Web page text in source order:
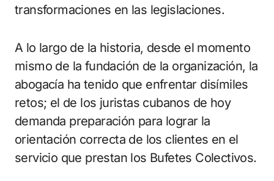
transformaciones en las legislaciones.
A lo largo de la historia, desde el momento
mismo de la fundación de la organización, la
abogacía ha tenido que enfrentar disímiles
retos; el de los juristas cubanos de hoy
demanda preparación para lograr la
orientación correcta de los clientes en el
servicio que prestan los Bufetes Colectivos.